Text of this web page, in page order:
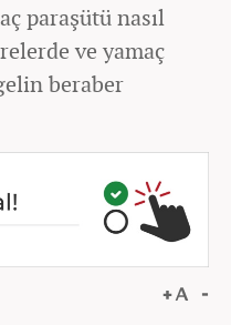
paraşütü nasıl
ve yamaç
beraber